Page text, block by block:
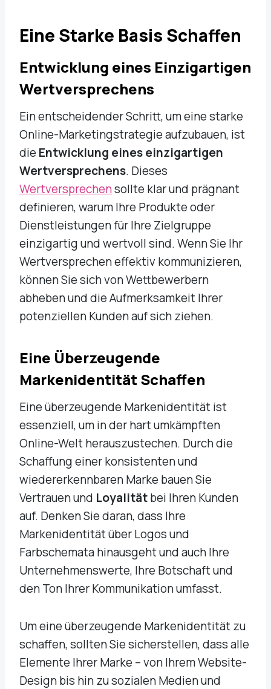
Eine Starke Basis Schaffen
Entwicklung eines Einzigartigen
Wertversprechens
Ein entscheidender Schritt, um eine starke
Online-Marketingstrategie aufzubauen, ist
die Entwicklung eines einzigartigen
Wertversprechens. Dieses
Wertversprechensollte klar und prägnant
definieren, warum Ihre Produkte oder
Dienstleistungen für Ihre Zielgruppe
einzigartig und wertvoll sind. Wenn Sie Ihr
Wertversprechen effektiv kommunizieren,
können Sie sich von Wettbewerbern
abheben und die Aufmerksamkeit Ihrer
potenziellen Kunden auf sich ziehen.
Eine Überzeugende
Markenidentität Schaffen
Eine überzeugende Markenidentität ist
essenziell, um in der hart umkämpften
Online-Welt herauszustechen. Durch die
Schaffung einer konsistenten und
wiedererkennbaren Marke bauen Sie
Vertrauen und Loyalitätbei Ihren Kunden
auf. Denken Sie daran, dass Ihre
Markenidentität über Logos und
Farbschemata hinausgeht und auch Ihre
Unternehmenswerte, Ihre Botschaft und
den Ton Ihrer Kommunikation umfasst.
Um eine überzeugende Markenidentität zu
schaffen, sollten Sie sicherstellen, dass alle
Elemente Ihrer Marke – von Ihrem Website-
Design bis hin zu sozialen Medien und